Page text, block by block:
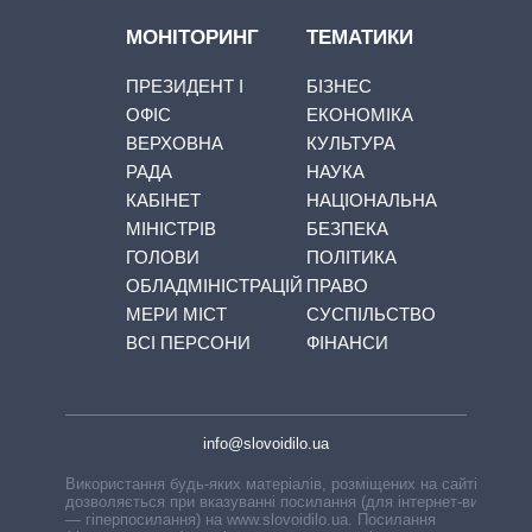
МОНІТОРИНГ
ПРЕЗИДЕНТ І
ОФІС
ВЕРХОВНА
РАДА
КАБІНЕТ
МІНІСТРІВ
ГОЛОВИ
ОБЛАДМІНІСТРАЦІЙ
МЕРИ МІСТ
ВСІ ПЕРСОНИ
ТЕМАТИКИ
БІЗНЕС
ЕКОНОМІКА
КУЛЬТУРА
НАУКА
НАЦІОНАЛЬНА
БЕЗПЕКА
ПОЛІТИКА
ПРАВО
СУСПІЛЬСТВО
ФІНАНСИ
info@slovoidilo.ua
Використання будь-яких матеріалів, розміщених на сайті,
дозволяється при вказуванні посилання (для інтернет-видань
— гіперпосилання) на www.slovoidilo.ua. Посилання